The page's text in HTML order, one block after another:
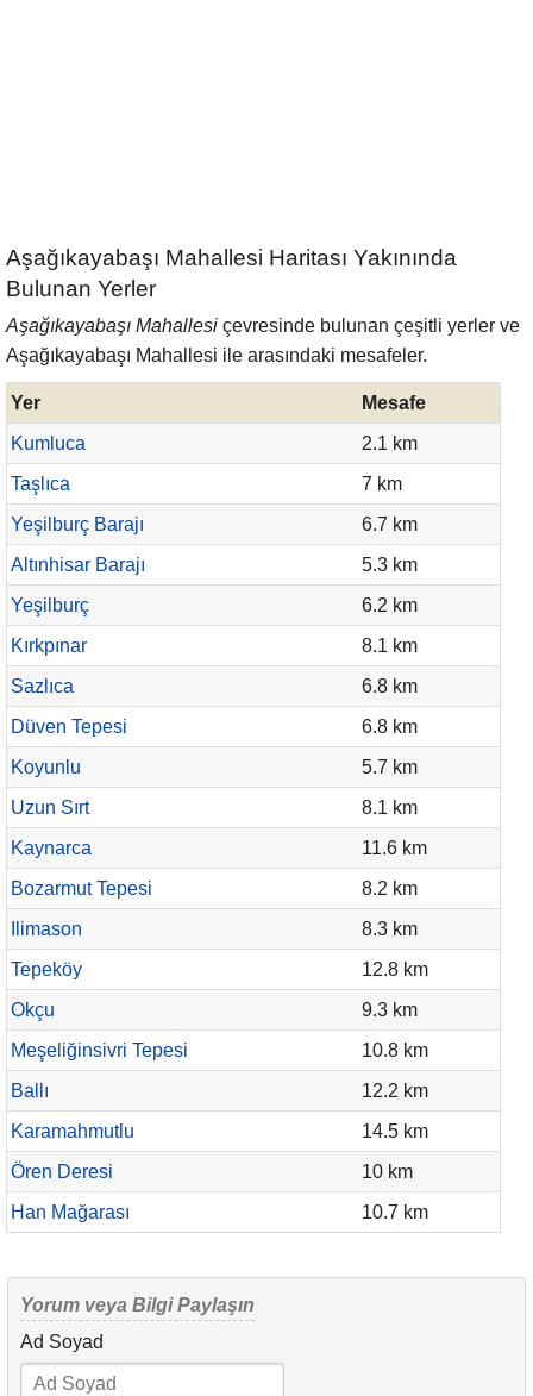
Aşağıkayabaşı Mahallesi Haritası Yakınında
Bulunan Yerler
Aşağıkayabaşı Mahallesi çevresinde bulunan çeşitli yerler ve
Aşağıkayabaşı Mahallesi ile arasındaki mesafeler.
Yer
Mesafe
Kumluca
2.1 km
Taşlıca
7 km
Yeşilburç Barajı
6.7 km
Altınhisar Barajı
5.3 km
Yeşilburç
6.2 km
Kırkpınar
8.1 km
Sazlıca
6.8 km
Düven Tepesi
6.8 km
Koyunlu
5.7 km
Uzun Sırt
8.1 km
Kaynarca
11.6 km
Bozarmut Tepesi
8.2 km
Ilimason
8.3 km
Tepeköy
12.8 km
Okçu
9.3 km
Meşeliğinsivri Tepesi
10.8 km
Ballı
12.2 km
Karamahmutlu
14.5 km
Ören Deresi
10 km
Han Mağarası
10.7 km
Yorum veya Bilgi Paylaşın
Ad Soyad